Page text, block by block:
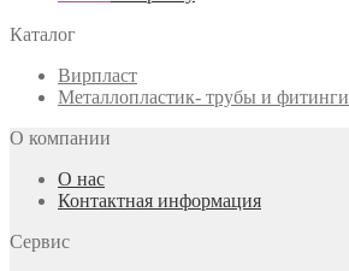
Каталог
Вирпласт
Металлопластик- трубы и фитинги
О компании
О нас
Контактная информация
Сервис